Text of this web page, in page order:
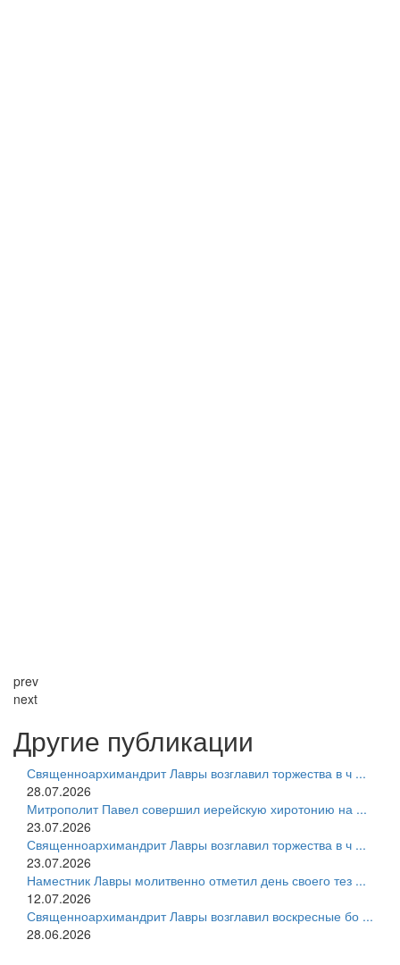
prev
next
Другие публикации
Священноархимандрит Лавры возглавил торжества в ч ...
28.07.2026
Митрополит Павел совершил иерейскую хиротонию на ...
23.07.2026
Священноархимандрит Лавры возглавил торжества в ч ...
23.07.2026
Наместник Лавры молитвенно отметил день своего тез ...
12.07.2026
Священноархимандрит Лавры возглавил воскресные бо ...
28.06.2026